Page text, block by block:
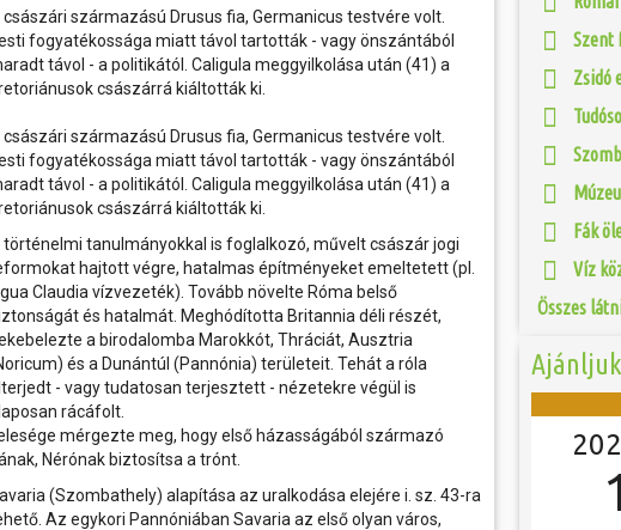
és a velük való közös bemelegítést követően....
és
Történelmi Témapark A Történelmi Témapark a
kísérleti régészet egy hektáron elterülő bemutató-
parkja. Igazi különlegessége az i.sz. I. századi római
őrtorony hiteles rekonstrukciója, egy eredeti források
alapján berendezett római konyha és a városalapítás
korszakát megidéző Savaria Legio Egyesület
bemutató...
számára még...
Ferencváros otthonában
2026.06.01 08:00
A K&H Női Kézilabda Liga 26. fordulójában, egyben
a 2025/26-os bajnoki idény utolsó mérkőzésén a
Ferencváros vendégeként léptünk pályára. A találkozó
első félidejében csapatunk fegyelmezett játékkal és
gyors támadásokkal igyekezett tartani a lépést a
tabella második helyén álló fővárosi együttessel....
Szent
Zsidó
Fák
Víz
Összes
Ajánljuk
császári származású Drusus fia, Germanicus testvére volt.
fogyatékossága miatt távol tartották - vagy önszántából
távol - a politikától. Caligula meggyilkolása után (41) a
császárrá kiáltották ki.
császári származású Drusus fia, Germanicus testvére volt.
fogyatékossága miatt távol tartották - vagy önszántából
távol - a politikától. Caligula meggyilkolása után (41) a
császárrá kiáltották ki.
történelmi tanulmányokkal is foglalkozó, művelt császár jogi
hajtott végre, hatalmas építményeket emeltetett (pl.
Claudia vízvezeték). Tovább növelte Róma belső
és hatalmát. Meghódította Britannia déli részét,
a birodalomba Marokkót, Thráciát, Ausztria
és a Dunántúl (Pannónia) területeit. Tehát a róla
- vagy tudatosan terjesztett - nézetekre végül is
rácáfolt.
mérgezte meg, hogy első házasságából származó
Nérónak biztosítsa a trónt.
(Szombathely) alapítása az uralkodása elejére i. sz. 43-ra
Az egykori Pannóniában Savaria az első olyan város,